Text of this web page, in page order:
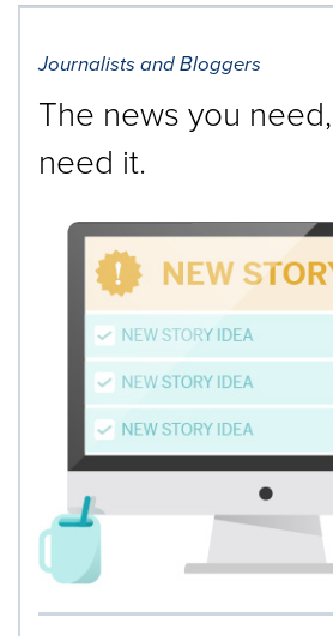
Journalists and Bloggers
The news you
need it.